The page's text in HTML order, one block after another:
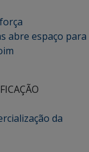
abre espaço para
da